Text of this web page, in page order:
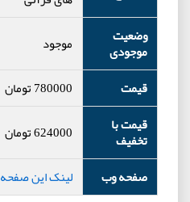
وضعیت
موجودی
موجود
قیمت
780000تومان
قیمت با
تخفیف 624000تومان
صفحه وب
لینک این صفحه